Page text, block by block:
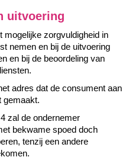
uitvoering
mogelijke zorgvuldigheid in
nemen en bij de uitvoering
en bij de beoordeling van
adres dat de consument aan
gemaakt.
zal de ondernemer
bekwame spoed doch
tenzij een andere